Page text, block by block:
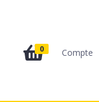
0 Compte